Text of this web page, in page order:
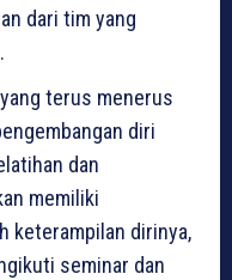
dari tim yang
terus menerus
diri
dan
memiliki
keterampilan dirinya,
seminar dan